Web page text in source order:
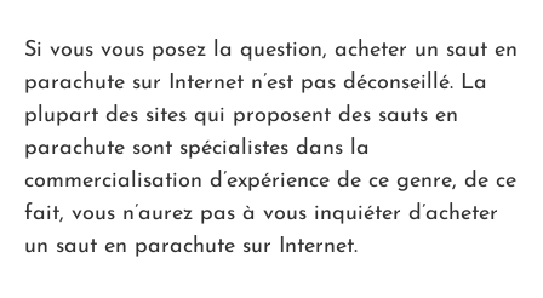
Si vous vous posez la question, acheter un saut en
parachute sur Internet n’est pas déconseillé. La
plupart des sites qui proposent des sauts en
parachute sont spécialistes dans la
commercialisation d’expérience de ce genre, de ce
fait, vous n’aurez pas à vous inquiéter d’acheter
un saut en parachute sur Internet.